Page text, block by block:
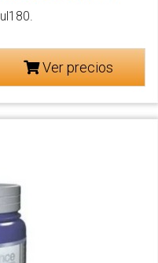
Ver precios